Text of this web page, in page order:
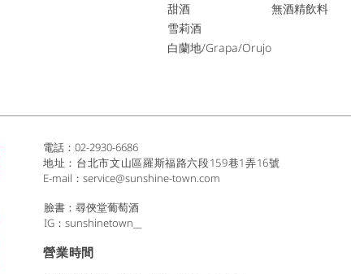
​甜酒
雪莉酒
白蘭地/Grapa/Orujo
​無酒精飲料
電話：02-2930-6686
地址：台北市文山區羅斯福路六段159巷1弄16號
E-mail： service@sunshine-town.com
臉書：尋俠堂葡萄酒
IG：sunshinetown__
​營業時間